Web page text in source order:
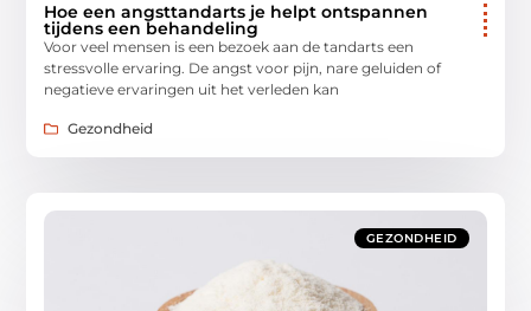
Hoe een angsttandarts je helpt ontspannen
tijdens een behandeling
Voor veel mensen is een bezoek aan de tandarts een
stressvolle ervaring. De angst voor pijn, nare geluiden of
negatieve ervaringen uit het verleden kan
Gezondheid
GEZONDHEID